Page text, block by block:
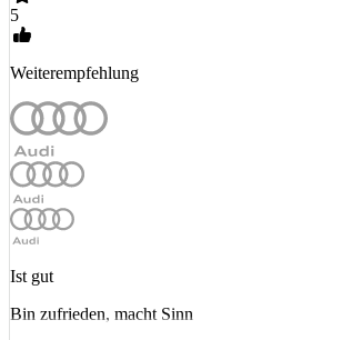
5
Weiterempfehlung
Ist gut
Bin zufrieden, macht Sinn